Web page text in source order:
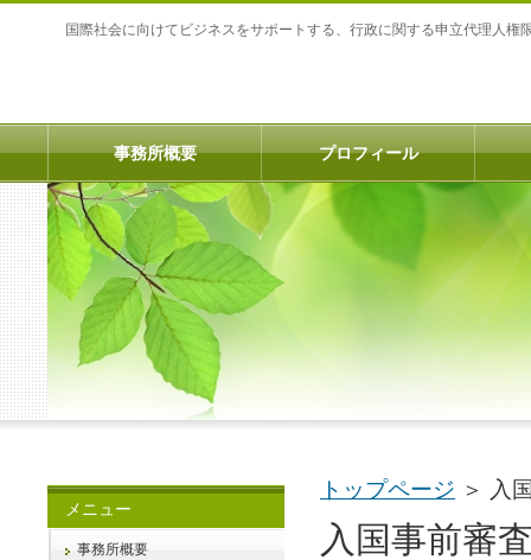
国際社会に向けてビジネスをサポートする、行政に関する申立代理人
トップページ ＞ 入
入国事前審
メニュー
事務所概要
事務所概要 プロフィール